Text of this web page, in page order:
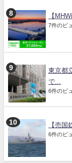
【
7件のビ
東京都
で...
6件のビ
【売国
6件のビ